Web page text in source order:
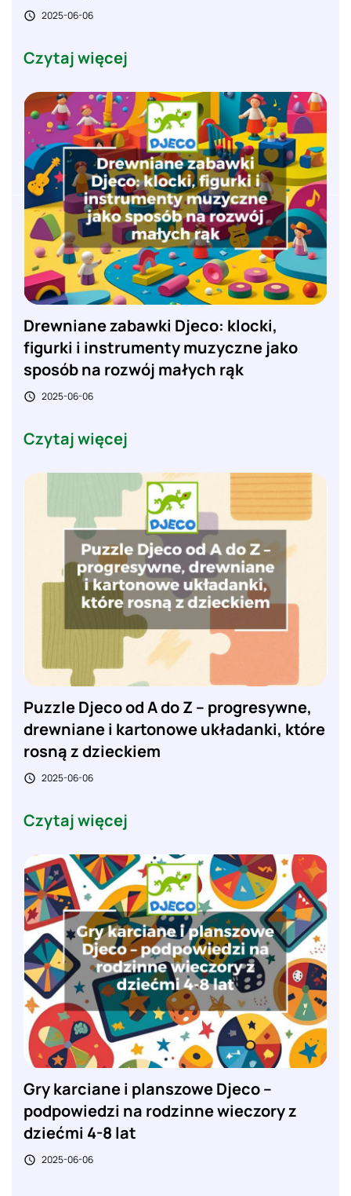
 2025-06-06
Czytaj więcej
Drewniane zabawki Djeco: klocki,
figurki i instrumenty muzyczne jako
sposób na rozwój małych rąk
 2025-06-06
Czytaj więcej
Puzzle Djeco od A do Z – progresywne,
drewniane i kartonowe układanki, które
rosną z dzieckiem
 2025-06-06
Czytaj więcej
Gry karciane i planszowe Djeco –
podpowiedzi na rodzinne wieczory z
dziećmi 4-8 lat
 2025-06-06